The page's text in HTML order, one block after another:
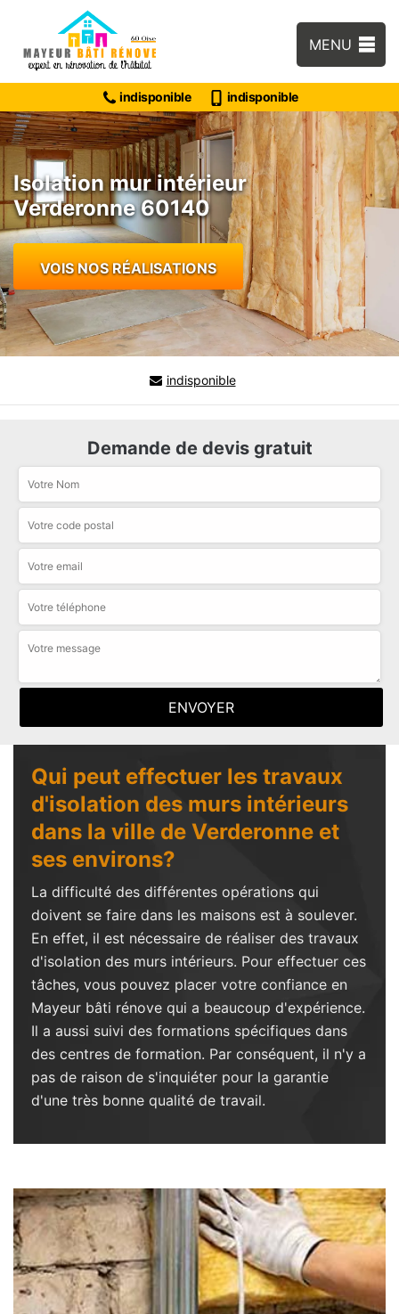
MENU
indisponible indisponible
Isolation mur intérieur
Verderonne 60140
VOIS NOS RÉALISATIONS
indisponible
Demande de devis gratuit
Qui peut effectuer les travaux
d'isolation des murs intérieurs
dans la ville de Verderonne et
ses environs?
La difficulté des différentes opérations qui
doivent se faire dans les maisons est à soulever.
En effet, il est nécessaire de réaliser des travaux
d'isolation des murs intérieurs. Pour effectuer ces
tâches, vous pouvez placer votre confiance en
Mayeur bâti rénove qui a beaucoup d'expérience.
Il a aussi suivi des formations spécifiques dans
des centres de formation. Par conséquent, il n'y a
pas de raison de s'inquiéter pour la garantie
d'une très bonne qualité de travail.